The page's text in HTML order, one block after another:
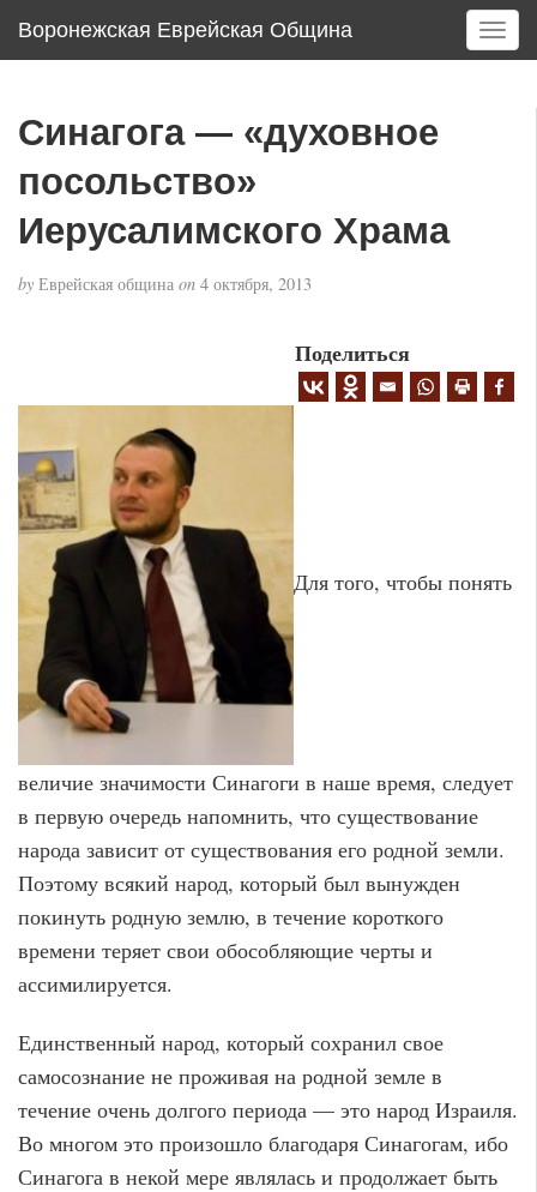
Воронежская Еврейская Община
T
o
i
o
Синагога — «духовное
посольство»
Иерусалимского Храма
by Еврейская община on 4 октября, 2013
Поделиться
Для того, чтобы понять
величие значимости Синагоги в наше время, следует
в первую очередь напомнить, что существование
народа зависит от существования его родной земли.
Поэтому всякий народ, который был вынужден
покинуть родную землю, в течение короткого
времени теряет свои обособляющие черты и
ассимилируется.
Единственный народ, который сохранил свое
самосознание не проживая на родной земле в
течение очень долгого периода — это народ Израиля.
Во многом это произошло благодаря Синагогам, ибо
Синагога в некой мере являлась и продолжает быть